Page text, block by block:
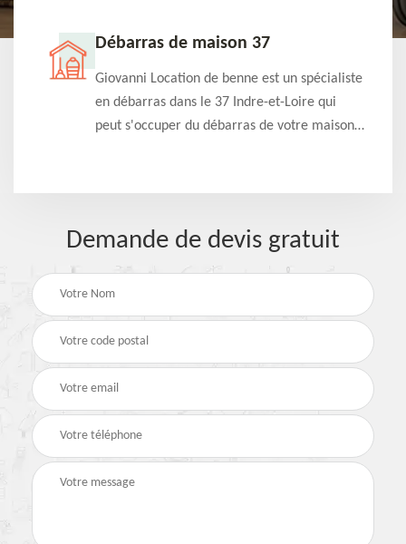
Débarras de maison 37
Giovanni Location de benne est un spécialiste
en débarras dans le 37 Indre-et-Loire qui
peut s'occuper du débarras de votre maison
Demande de devis gratuit